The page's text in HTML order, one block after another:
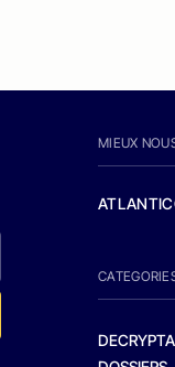
MIEUX